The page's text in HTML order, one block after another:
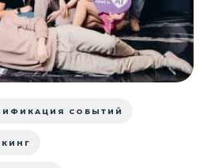
СОБЫТИЙ